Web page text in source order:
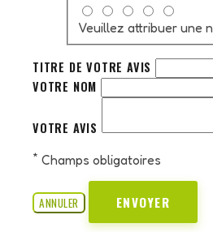
Veuillez attribuer une
TITRE DE VOTRE AVIS
VOTRE NOM
VOTRE AVIS
* Champs obligatoires
ANNULER ENVOYER